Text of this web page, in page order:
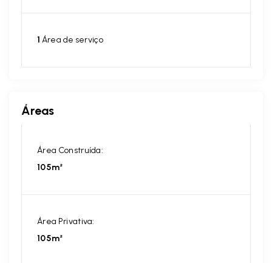
1 Área de serviço
Áreas
Área Construída:
105m²
Área Privativa:
105m²